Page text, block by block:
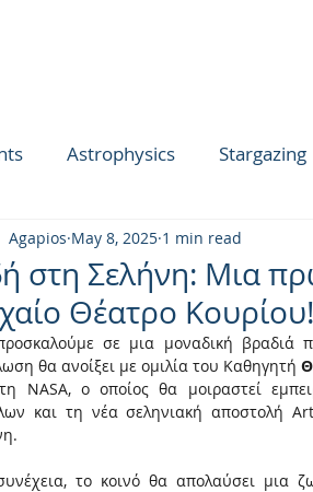
Astrophysics Stargazing
ΕΒΔΟΜΑΔΑΣ SPICA
στη Σελήνη: Μια
Θέατρο Κουρίου!
Agapios May 8, 2025 1 min read
σε μια μοναδική βραδιά
θα ανοίξει με ομιλία του Καθηγητή
NASA, ο οποίος θα μοιραστεί
και τη νέα σεληνιακή αποστολή
το κοινό θα απολαύσει μια